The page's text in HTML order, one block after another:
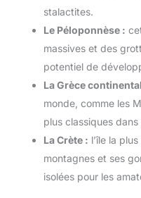
stalactites.
Le Péloponnèse :
massives et des
potentiel de
La Grèce
monde, comme les
plus classiques
La Crète : l’île la
montagnes et ses
isolées pour les